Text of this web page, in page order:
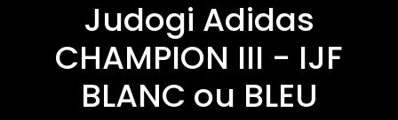
Judogi Adidas
CHAMPION III - IJF
BLANC ou BLEU